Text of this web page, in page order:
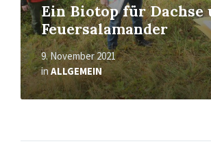
Ein Biotop für Dachse
Feuersalamander
9. November 2021
inALLGEMEIN